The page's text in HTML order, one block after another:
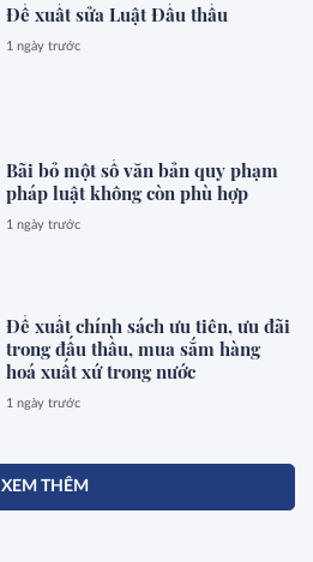
Đề xuất sửa Luật Đấu thầu
1 ngày trước
Bãi bỏ một số văn bản quy phạm
pháp luật không còn phù hợp
1 ngày trước
Đề xuất chính sách ưu tiên, ưu đãi
trong đấu thầu, mua sắm hàng
hoá xuất xứ trong nước
1 ngày trước
XEM THÊM